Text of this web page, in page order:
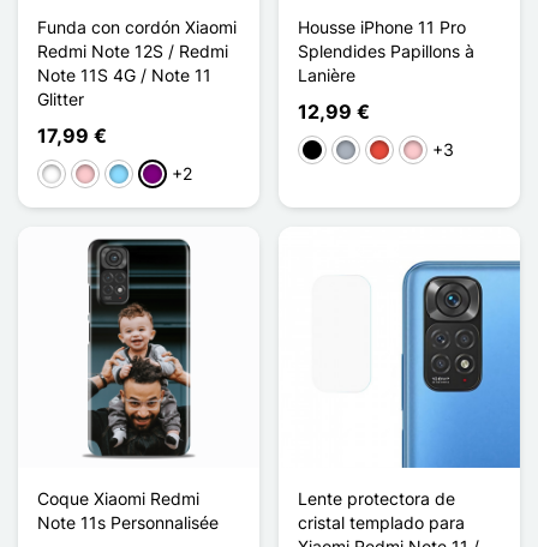
Funda con cordón Xiaomi
Redmi Note 12S / Redmi
Note 11S 4G / Note 11
Glitter
17,99 €
BlancoRosaAzul claro
Púrpura
+2
Housse iPhone 11 Pro
Splendides Papillons à
Lanière
12,99 €
NegroGris RojoRosa+3
Coque Xiaomi Redmi
Note 11s Personnalisée
Lente protectora de
cristal templado para